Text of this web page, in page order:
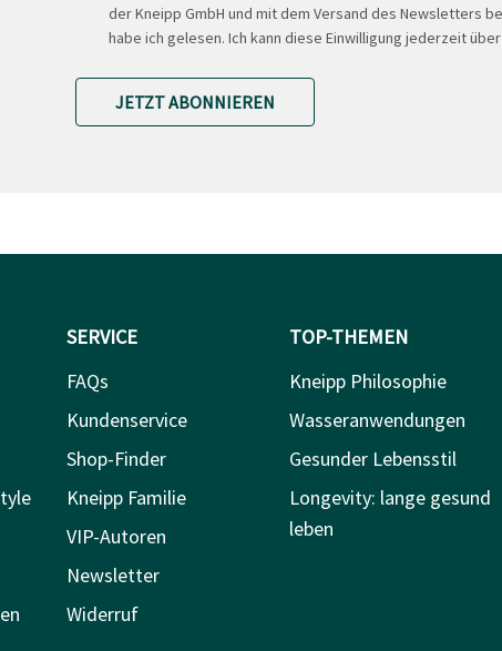
der Kneipp GmbH und mit dem Versand des Newsletters
habe ich gelesen. Ich kann diese Einwilligung jederzeit
JETZT ABONNIEREN
SERVICE
FAQs
Kundenservice
Shop-Finder
Kneipp Familie
VIP-Autoren
Newsletter
Widerruf
TOP-THEMEN
Kneipp Philosophie
Wasseranwendungen
Gesunder Lebensstil
Longevity: lange gesund
leben